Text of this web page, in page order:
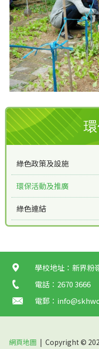
綠色政策及設施
環保活動及推廣
綠色連結
學校地址：新界粉
電話：2670 3666
電郵：
網頁地圖 | Copyright ©